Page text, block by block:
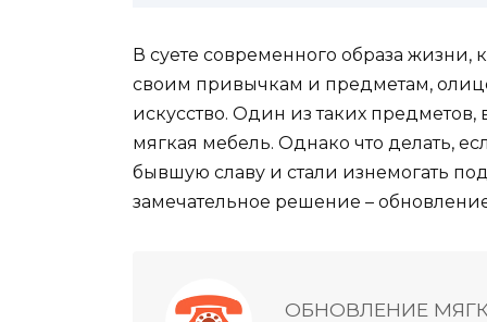
В суете современного образа жизни,
своим привычкам и предметам,
искусство. Один из таких
мягкая мебель. Однако что делать,
бывшую славу и стали изнемогать
замечательное решение –
ОБНОВЛЕНИЕ